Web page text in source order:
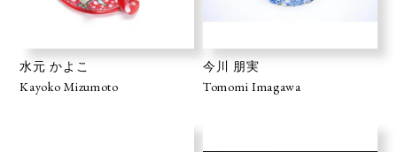
水元 かよこ
Kayoko Mizumoto
今川 朋実
Tomomi Imagawa